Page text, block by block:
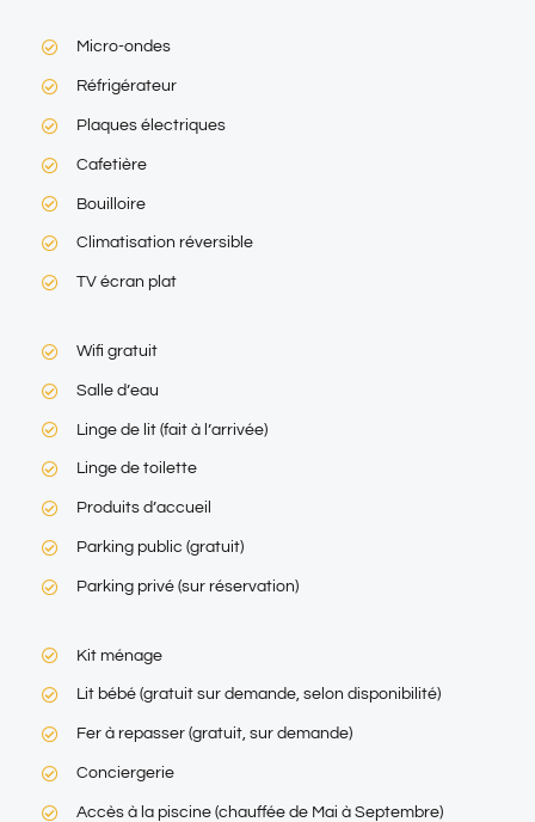
Micro-ondes
Réfrigérateur
Plaques électriques
Cafetière
Bouilloire
Climatisation réversible
TV écran plat
Wifi gratuit
Salle d’eau
Linge de lit (fait à l’arrivée)
Linge de toilette
Produits d’accueil
Parking public (gratuit)
Parking privé (sur réservation)
Kit ménage
Lit bébé (gratuit sur demande, selon disponibilité)
Fer à repasser (gratuit, sur demande)
Conciergerie
Accès à la piscine (chauffée de Mai à Septembre)